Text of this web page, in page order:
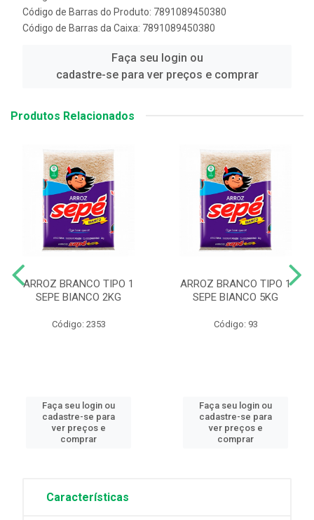
Código de Barras do Produto: 7891089450380
Código de Barras da Caixa: 7891089450380
Faça seu login ou
cadastre-se para ver preços e comprar
Produtos Relacionados
ARROZ BRANCO TIPO 1
SEPE BIANCO 2KG
Código: 2353
Faça seu login ou
cadastre-se para
ver preços e
comprar
ARROZ BRANCO TIPO 1
SEPE BIANCO 5KG
Código: 93
Faça seu login ou
cadastre-se para
ver preços e
comprar
Características